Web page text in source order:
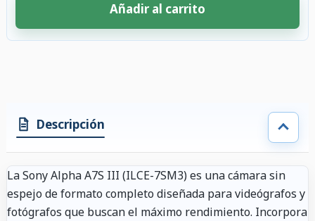
Añadir al carrito
Descripción
La Sony Alpha A7S III (ILCE-7SM3) es una cámara sin
espejo de formato completo diseñada para videógrafos y
fotógrafos que buscan el máximo rendimiento. Incorpora